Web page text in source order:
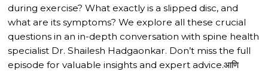
during exercise? What exactly is a slipped disc, and
what are its symptoms? We explore all these crucial
questions in an in-depth conversation with spine health
specialist Dr. Shailesh Hadgaonkar. Don’t miss the full
episode for valuable insights and expert advice.आणि